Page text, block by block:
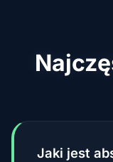
Jaki jest